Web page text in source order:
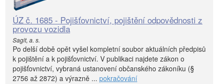
ÚZ č. 1685 - Pojišťovnictví, pojištění odpovědnosti z
provozu vozidla
Sagit, a. s.
Po delší době opět vyšel kompletní soubor aktuálních předpisů
k pojištění a k pojišťovnictví. V publikaci najdete zákon o
pojišťovnictví, vybraná ustanovení občanského zákoníku (§
2756 až 2872) a výrazně ... pokračování